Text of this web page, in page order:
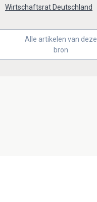
Wirtschaftsrat Deutschland
Alle artikelen van deze
bron